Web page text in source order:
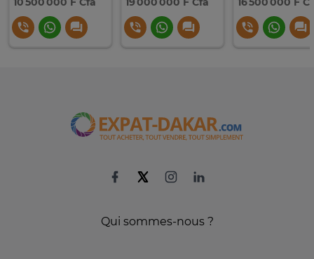
Qui sommes-nous ?